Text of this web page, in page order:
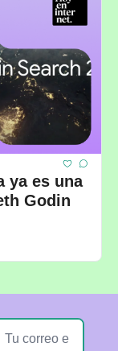
ya es una
Godin